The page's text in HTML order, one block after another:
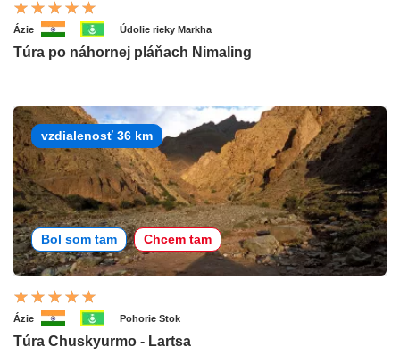
Ázie Údolie rieky Markha
Túra po náhornej pláňach Nimaling
vzdialenosť 36 km
Bol som tam Chcem tam
Ázie Pohorie Stok
Túra Chuskyurmo - Lartsa